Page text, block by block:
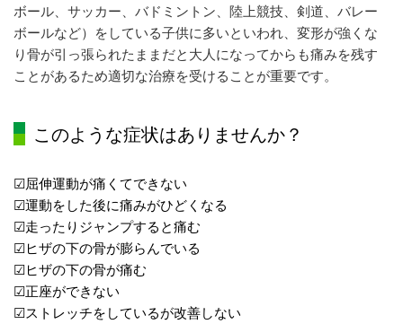
ボール、サッカー、バドミントン、陸上競技、剣道、バレー
ボールなど）をしている子供に多いといわれ、 変形が強くな
り骨が引っ張られたままだと大人になってからも痛みを残す
ことがあるため適切な治療を受けることが重要です。
このような症状はありませんか？
☑屈伸運動が痛くてできない
☑運動をした後に痛みがひどくなる
☑走ったりジャンプすると痛む
☑ヒザの下の骨が膨らんでいる
☑ヒザの下の骨が痛む
☑正座ができない
☑ストレッチをしているが改善しない